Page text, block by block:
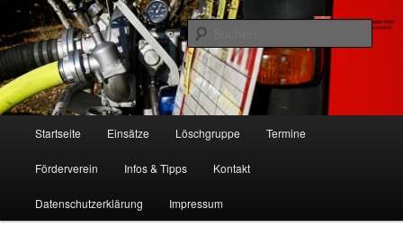
Zum
primären
Inhalt
springenFF Köln, LG RD
Freiwillige Feuerwehr Köln, Löschgruppe Rodenkirchen
Startseite Einsätze Löschgruppe Termine
Förderverein Infos & Tipps Kontakt
Datenschutzerklärung Impressum